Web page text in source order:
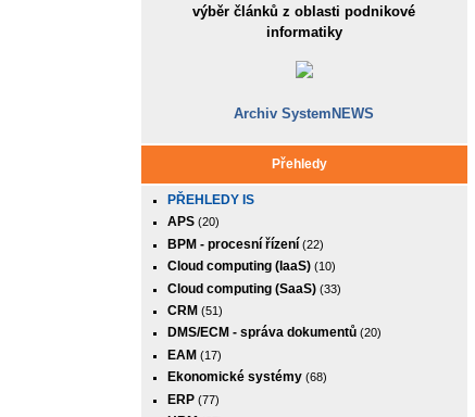
výběr článků z oblasti podnikové
informatiky
Archiv SystemNEWS
Přehledy
PŘEHLEDY IS
APS(20)
BPM - procesní řízení(22)
Cloud computing (IaaS)(10)
Cloud computing (SaaS)(33)
CRM (51)
DMS/ECM - správa dokumentů(20)
EAM (17)
Ekonomické systémy(68)
ERP(77)